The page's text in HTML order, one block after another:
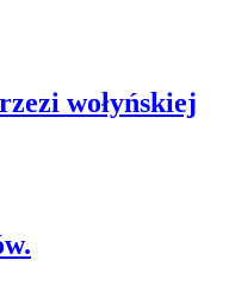
wołyńskiej